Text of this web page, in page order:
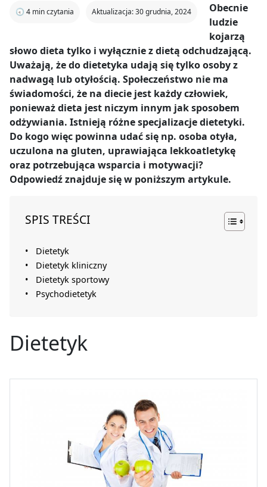
🕣 4 min czytania Aktualizacja: 30 grudnia, 2024
Obecnie
ludzie
kojarzą
słowo dieta tylko i wyłącznie z dietą odchudzającą.
Uważają, że do dietetyka udają się tylko osoby z
nadwagą lub otyłością. Społeczeństwo nie ma
świadomości, że na diecie jest każdy człowiek,
ponieważ dieta jest niczym innym jak sposobem
odżywiania. Istnieją różne specjalizacje dietetyki.
Do kogo więc powinna udać się np. osoba otyła,
uczulona na gluten, uprawiająca lekkoatletykę
oraz potrzebująca wsparcia i motywacji?
Odpowiedź znajduje się w poniższym artykule.
SPIS TREŚCI
Dietetyk
Dietetyk kliniczny
Dietetyk sportowy
Psychodietetyk
Dietetyk